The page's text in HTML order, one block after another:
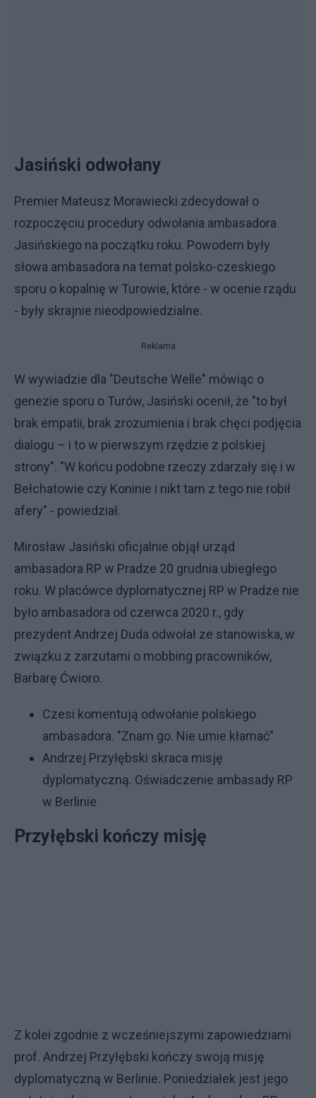
Jasiński odwołany
Premier Mateusz Morawiecki zdecydował o
rozpoczęciu procedury odwołania ambasadora
Jasińskiego na początku roku. Powodem były
słowa ambasadora na temat polsko-czeskiego
sporu o kopalnię w Turowie, które - w ocenie rządu
- były skrajnie nieodpowiedzialne.
Reklama
W wywiadzie dla "Deutsche Welle" mówiąc o
genezie sporu o Turów, Jasiński ocenił, że "to był
brak empatii, brak zrozumienia i brak chęci podjęcia
dialogu – i to w pierwszym rzędzie z polskiej
strony". "W końcu podobne rzeczy zdarzały się i w
Bełchatowie czy Koninie i nikt tam z tego nie robił
afery" - powiedział.
Mirosław Jasiński oficjalnie objął urząd
ambasadora RP w Pradze 20 grudnia ubiegłego
roku. W placówce dyplomatycznej RP w Pradze nie
było ambasadora od czerwca 2020 r., gdy
prezydent Andrzej Duda odwołał ze stanowiska, w
związku z zarzutami o mobbing pracowników,
Barbarę Ćwioro.
Czesi komentują odwołanie polskiego
ambasadora. "Znam go. Nie umie kłamać”
Andrzej Przyłębski skraca misję
dyplomatyczną. Oświadczenie ambasady RP
w Berlinie
Przyłębski kończy misję
Z kolei zgodnie z wcześniejszymi zapowiedziami
prof. Andrzej Przyłębski kończy swoją misję
dyplomatyczną w Berlinie. Poniedziałek jest jego